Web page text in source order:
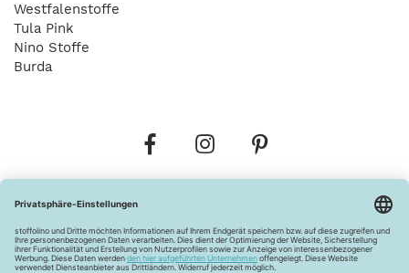
Westfalenstoffe
Tula Pink
Nino Stoffe
Burda
Widerrufsbelehrung Vertrag widerrufen